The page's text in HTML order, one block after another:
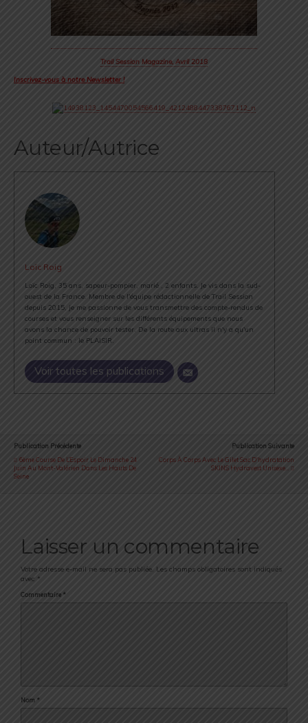
Trail Session Magazine, Avril 2018
Inscrivez-vous à notre Newsletter !
Auteur/Autrice
Loïc Roig
Loïc Roig, 35 ans, sapeur-pompier, marié , 2 enfants. Je vis dans la sud-
ouest de la France. Membre de l'équipe rédactionnelle de Trail Session
depuis 2015, je me passionne de vous transmettre des compte-rendus de
courses et vous renseigner sur les différents équipements que nous
avons la chance de pouvoir tester. De la route aux ultras il n'y a qu'un
point commun : le PLAISIR.
Voir toutes les publications
Publication Précédente
6ème Course De L’Espoir Le Dimanche 24
Juin Au Mont-Valérien Dans Les Hauts De
Seine
Publication Suivante
Corps À Corps Avec Le Gilet Sac D'hydratation
SKINS Hydravest Unisexe…
Laisser un commentaire
Votre adresse e-mail ne sera pas publiée. Les champs obligatoires sont indiqués
avec *
Commentaire *
Nom *